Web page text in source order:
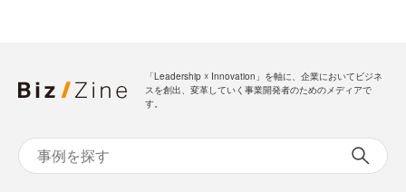
「Leadership ☓ Innovation」を軸に、企業においてビジネ
スを創出、変革していく事業開発者のためのメディアで
す。